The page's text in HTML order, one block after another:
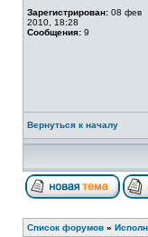
Зарегистрирован: 08 фев
2010, 18:28
Сообщения: 9
Вернуться к началу
Список форумов »